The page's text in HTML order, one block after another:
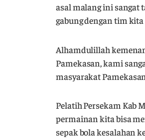
asal malang ini sangat
gabung dengan tim
Alhamdulillah
Pamekasan, kami
masyarakat
Pelatih Persekam Kab
permainan kita bisa
sepak bola kesalahan